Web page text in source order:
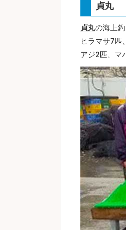
貞丸
貞丸の海上
ヒラマサ7匹
アジ2匹、マ